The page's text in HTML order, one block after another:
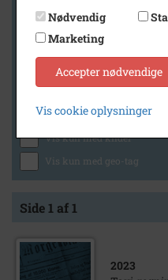
Generelt
Vis kun med billeder
Vis kun med lydklip
Vis kun med kilder
Vis kun med geo-tag
Side 1 af 1
2023
Nødvendig
Marketing
Accepter nødvendige
Vis cookie oplysninger